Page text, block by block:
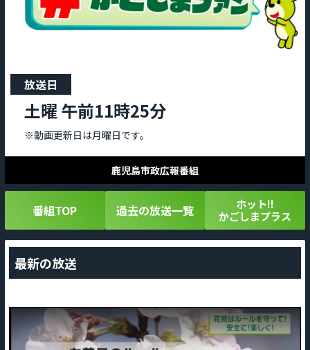
かごしまソロ活
番組表を見る
放送日
土曜 午前11時25分
※動画更新日は月曜日です。
鹿児島市政広報番組
番組TOP 過去の放送一覧
ホット!!
かごしまプラス
最新の放送